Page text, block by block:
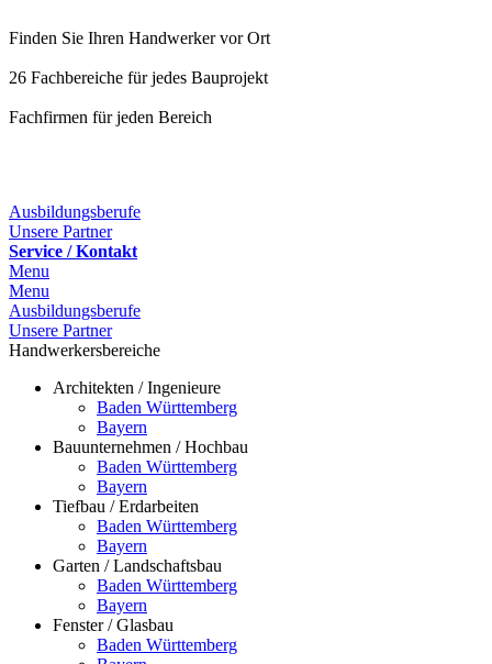
Finden Sie Ihren Handwerker vor Ort
26 Fachbereiche für jedes Bauprojekt
Fachfirmen für jeden Bereich
Ausbildungsberufe
Unsere Partner
Service / Kontakt
Menu
Menu
Ausbildungsberufe
Unsere Partner
Handwerkersbereiche
Architekten / Ingenieure
Baden Württemberg
Bayern
Bauunternehmen / Hochbau
Baden Württemberg
Bayern
Tiefbau / Erdarbeiten
Baden Württemberg
Bayern
Garten / Landschaftsbau
Baden Württemberg
Bayern
Fenster / Glasbau
Baden Württemberg